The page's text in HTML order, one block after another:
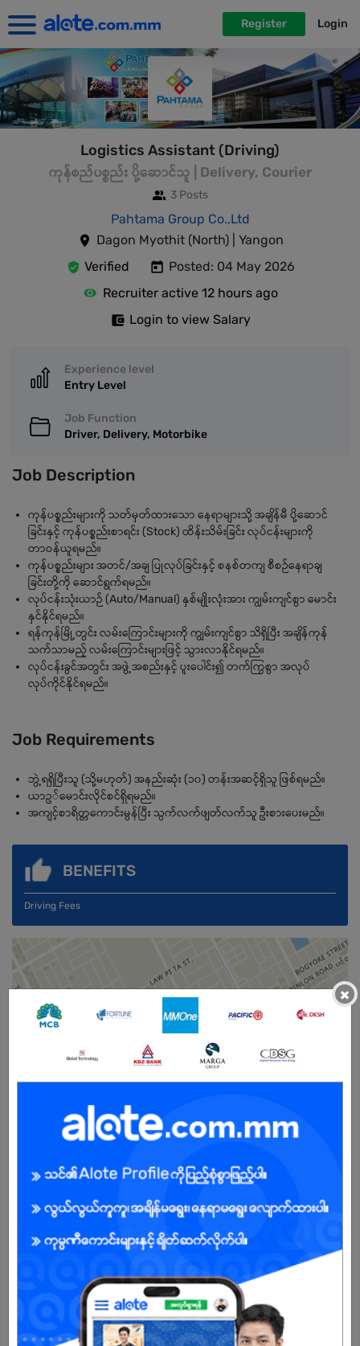
Register Login
Logistics Assistant (Driving)
ကုန်စည်ပစ္စည်း ပို့ဆောင်သူ | Delivery, Courier
3 Posts
Pahtama Group Co.,Ltd
Dagon Myothit (North) | Yangon
Verified
Posted: 04 May 2026
Recruiter active 12 hours ago
Login to view Salary
Experience level
Entry Level
Job Function
Driver, Delivery, Motorbike
Job Description
ကုန်ပစ္စည်းများကို သတ်မှတ်ထားသော နေရာများသို့ အချိန်မီ ပို့ဆောင်
ခြင်းနှင့် ကုန်ပစ္စည်းစာရင်း (Stock) ထိန်းသိမ်းခြင်း လုပ်ငန်းများကို
တာဝန်ယူရမည်။
ကုန်ပစ္စည်းများ အတင်/အချ ပြုလုပ်ခြင်းနှင့် စနစ်တကျ စီစဉ်နေရာချ
ခြင်းတို့ကို ဆောင်ရွက်ရမည်။
လုပ်ငန်းသုံးယာဉ် (Auto/Manual) နှစ်မျိုးလုံးအား ကျွမ်းကျင်စွာ မောင်း
နှင်နိုင်ရမည်။
ရန်ကုန်မြို့တွင်း လမ်းကြောင်းများကို ကျွမ်းကျင်စွာ သိရှိပြီး အချိန်ကုန်
သက်သာမည့် လမ်းကြောင်းများဖြင့် သွားလာနိုင်ရမည်။
လုပ်ငန်းခွင်အတွင်း အဖွဲ့အစည်းနှင့် ပူးပေါင်း၍ တက်ကြွစွာ အလုပ်
လုပ်ကိုင်နိုင်ရမည်။
Job Requirements
ဘွဲ့ရရှိပြီးသူ (သို့မဟုတ်) အနည်းဆုံး (၁၀) တန်းအဆင့်ရှိသူ ဖြစ်ရမည်။
ယာဥ်‌မောင်းလိုင်စင်ရှိရမည်။
အကျင့်စာရိတ္တကောင်းမွန်ပြီး သွက်လက်ဖျတ်လက်သူ ဦးစားပေးမည်။
BENEFITS
Driving Fees
About Our Company
Established in 1997, Pahtama Group is one of the largest and
fastest growing distributor for FMCG in Myanmar with the vision of
delivering quality products nationwide, Today we have over
30,000 accounts covered with 1000+ employees nationwide.
Already Expired
×